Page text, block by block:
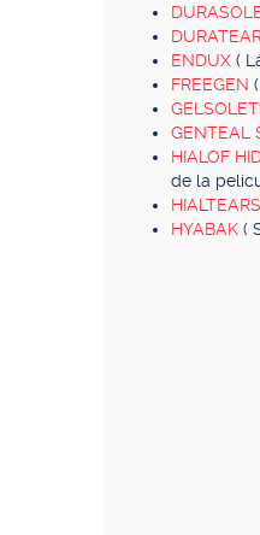
ENDUX (
FREEGEN
GENTEAL
HIALOF
de la
HIALTEARS
HYABAK (